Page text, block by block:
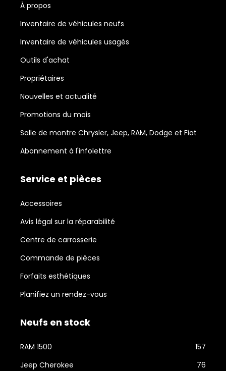
À propos
Inventaire de véhicules neufs
Inventaire de véhicules usagés
Outils d'achat
Propriétaires
Nouvelles et actualité
Promotions du mois
Salle de montre Chrysler, Jeep, RAM, Dodge et Fiat
Abonnement à l'infolettre
Service et pièces
Accessoires
Avis légal sur la réparabilité
Centre de carrosserie
Commande de pièces
Forfaits esthétiques
Planifiez un rendez-vous
Neufs en stock
RAM 1500
157
Jeep Cherokee
76